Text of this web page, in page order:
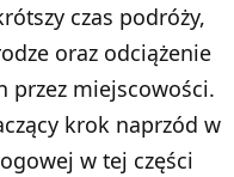
czas podróży,
oraz odciążenie
przez miejscowości.
krok naprzód w
w tej części